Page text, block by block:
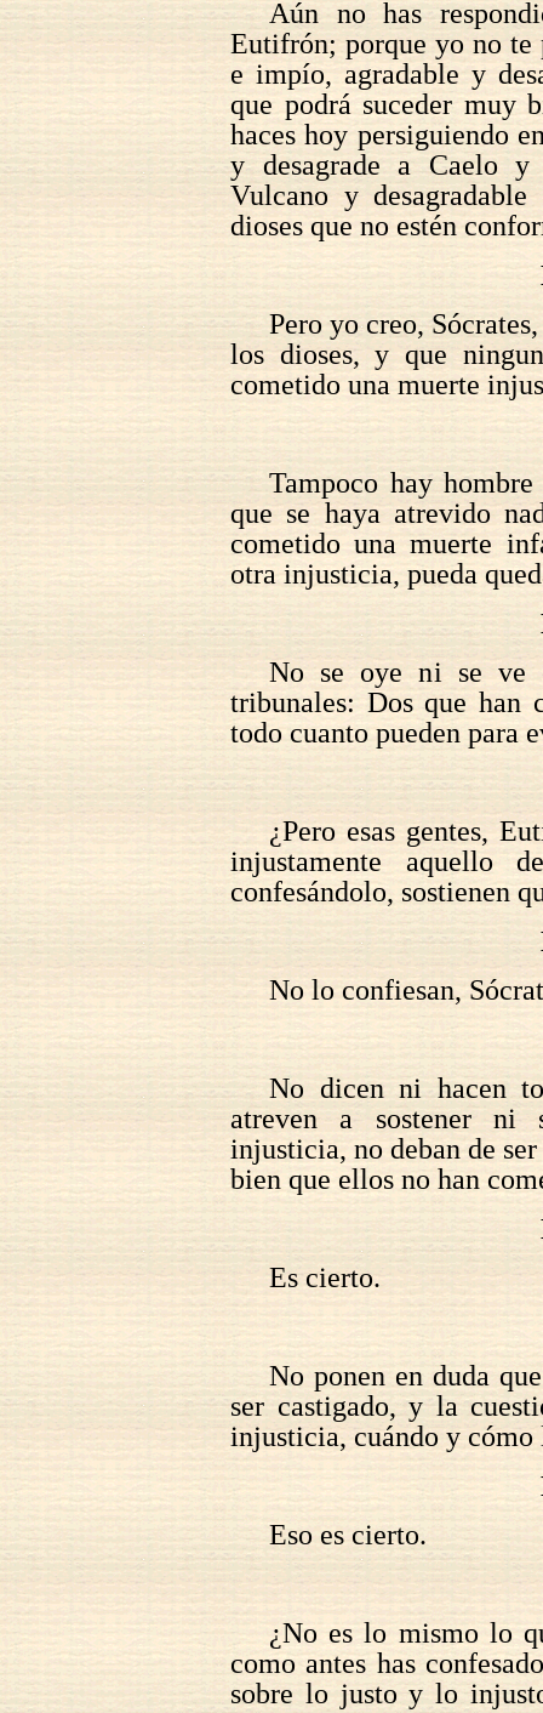
Aún no has
Eutifrón; porque yo no te
e impío, agradable y
que podrá suceder muy
haces hoy persiguiendo
y desagrade a Caelo y
Vulcano y
dioses que no estén
Pero yo creo,
los dioses, y que
cometido una muerte
Tampoco hay
que se haya atrevido
cometido una muerte
otra injusticia, pueda
No se oye ni se ve
tribunales: Dos que han
todo cuanto pueden para
¿Pero esas gentes,
injustamente aquello
confesándolo, sostienen
No lo confiesan,
No dicen ni hacen
atreven a sostener ni
injusticia, no deban de
bien que ellos no han
Es cierto.
No ponen en duda
ser castigado, y la
injusticia, cuándo y cómo
Eso es cierto.
¿No es lo mismo lo
como antes has
sobre lo justo y lo